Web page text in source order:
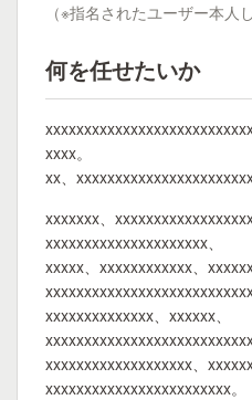
（※指名されたユーザー本人
何を任せたいか
xxxx。
xx、
xxxxxxx、
xxxxxxxxxxxxxxxxxxxxx、
xxxxx、xxxxxxxxxxxx、
xxxxxxxxxxxxxx、xxxxxx、
xxxxxxxxxxxxxxxxxxx、
xxxxxxxxxxxxxxxxxxxxxxxx。